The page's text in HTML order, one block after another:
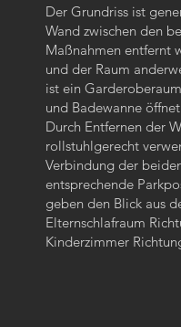
Der Grundriss ist
Wand zwischen den
Maßnahmen entfernt
und der Raum
ist ein
und Badewanne
Durch Entfernen der
rollstuhlgerecht
Verbindung der
entsprechende
geben den Blick aus
Elternschlafraum
Kinderzimmer